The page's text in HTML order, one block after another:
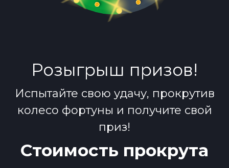
Розыгрыш призов!
Испытайте свою удачу, прокрутив
колесо фортуны и получите свой
приз!
Стоимость прокрута